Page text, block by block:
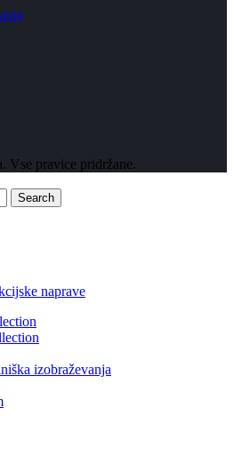
Vse pravice pridržane.
Search
naprave
izobraževanja